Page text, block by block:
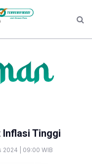
Inflasi Tinggi
2024 | 09:00 WIB